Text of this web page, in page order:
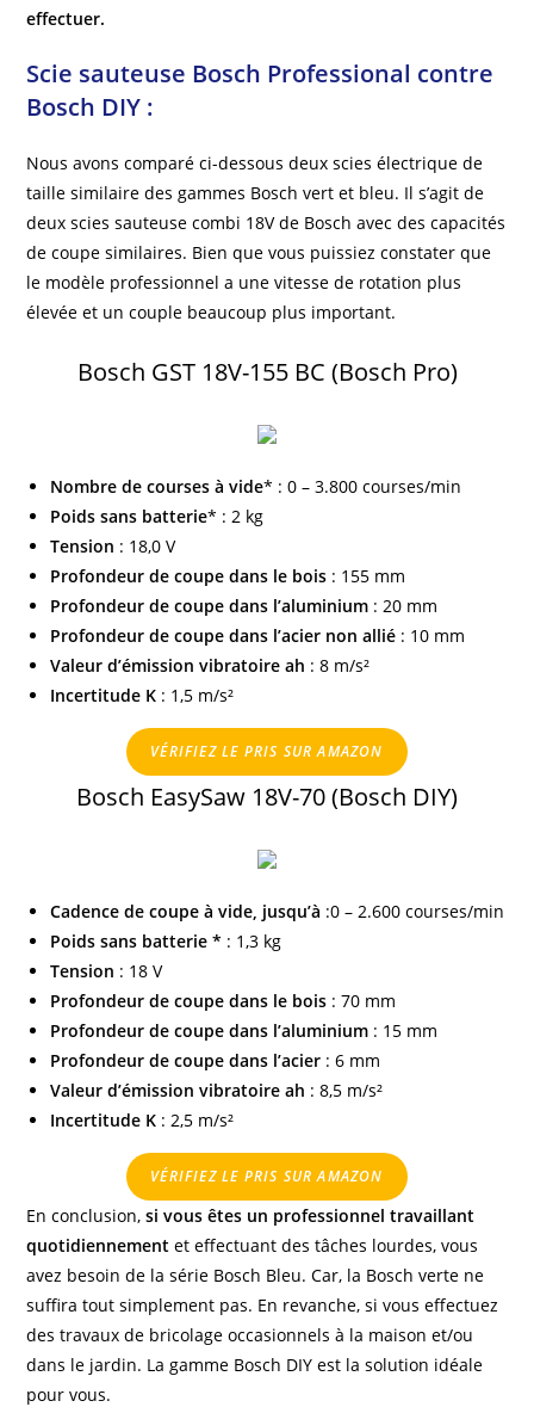
effectuer.
Scie sauteuse Bosch Professional contre
Bosch DIY :
Nous avons comparé ci-dessous deux scies électrique de
taille similaire des gammes Bosch vert et bleu. Il s’agit de
deux scies sauteuse combi 18V de Bosch avec des capacités
de coupe similaires. Bien que vous puissiez constater que
le modèle professionnel a une vitesse de rotation plus
élevée et un couple beaucoup plus important.
Bosch GST 18V-155 BC (Bosch Pro)
Nombre de courses à vide* : 0 – 3.800 courses/min
Poids sans batterie* : 2 kg
Tension : 18,0 V
Profondeur de coupe dans le bois : 155 mm
Profondeur de coupe dans l’aluminium : 20 mm
Profondeur de coupe dans l’acier non allié : 10 mm
Valeur d’émission vibratoire ah : 8 m/s²
Incertitude K : 1,5 m/s²
VÉRIFIEZ LE PRIS SUR AMAZON
Bosch EasySaw 18V-70 (Bosch DIY)
Cadence de coupe à vide, jusqu’à :0 – 2.600 courses/min
Poids sans batterie * : 1,3 kg
Tension : 18 V
Profondeur de coupe dans le bois : 70 mm
Profondeur de coupe dans l’aluminium : 15 mm
Profondeur de coupe dans l’acier : 6 mm
Valeur d’émission vibratoire ah : 8,5 m/s²
Incertitude K : 2,5 m/s²
VÉRIFIEZ LE PRIS SUR AMAZON
En conclusion,si vous êtes un professionnel travaillant
quotidiennement et effectuant des tâches lourdes, vous
avez besoin de la série Bosch Bleu. Car, la Bosch verte ne
suffira tout simplement pas. En revanche, si vous effectuez
des travaux de bricolage occasionnels à la maison et/ou
dans le jardin. La gamme Bosch DIY est la solution idéale
pour vous.